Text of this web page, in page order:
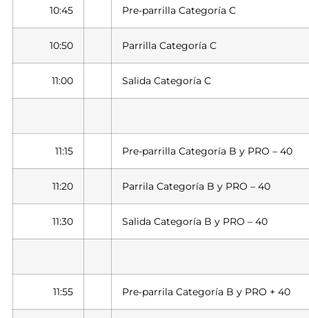
10:45 Pre-parrilla Categoría C
10:50 Parrilla Categoría C
11:00 Salida Categoría C
11:15 Pre-parrilla Categoría B y PRO – 40
11:20 Parrila Categoría B y PRO – 40
11:30 Salida Categoría B y PRO – 40
11:55 Pre-parrila Categoría B y PRO + 40